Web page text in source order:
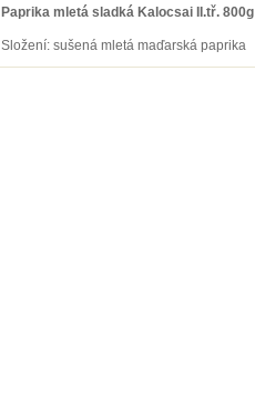
Paprika mletá sladká Kalocsai II.tř. 800g
Složení: sušená mletá maďarská paprika